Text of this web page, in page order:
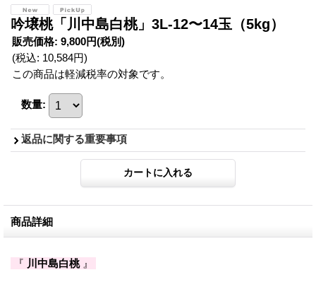
吟壌桃「川中島白桃」3L-12〜14玉（5kg）
販売価格: 9,800円(税別)
(税込: 10,584円)
この商品は軽減税率の対象です。
数量:
返品に関する重要事項
商品詳細
『 川中島白桃』